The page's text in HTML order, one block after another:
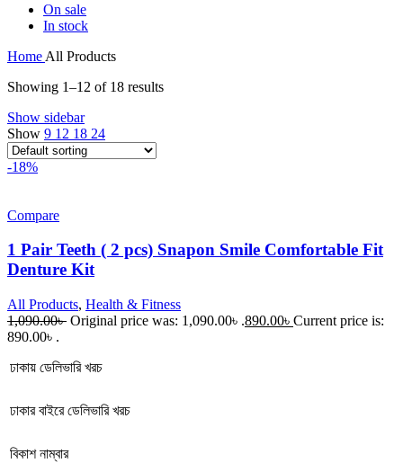
On sale
In stock
Home All Products
Showing 1–12 of 18 results
Show sidebar
Show 9 12 18 24
-18%
Compare
1 Pair Teeth ( 2 pcs) Snapon Smile Comfortable Fit
Denture Kit
All Products, Health & Fitness
1,090.00৳ Original price was: 1,090.00৳ .890.00৳ Current price is:
890.00৳ .
ঢাকায় ডেলিভারি খরচ
ঢাকার বাইরে ডেলিভারি খরচ
বিকাশ নাম্বার